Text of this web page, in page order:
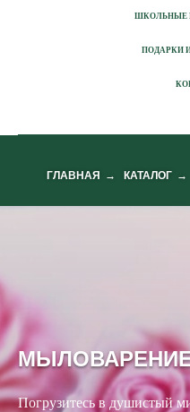
ШКОЛЬНЫЕ
ПОДАРКИ
ГЛАВНАЯ → КАТАЛОГ →
Погрузитесь в душистый